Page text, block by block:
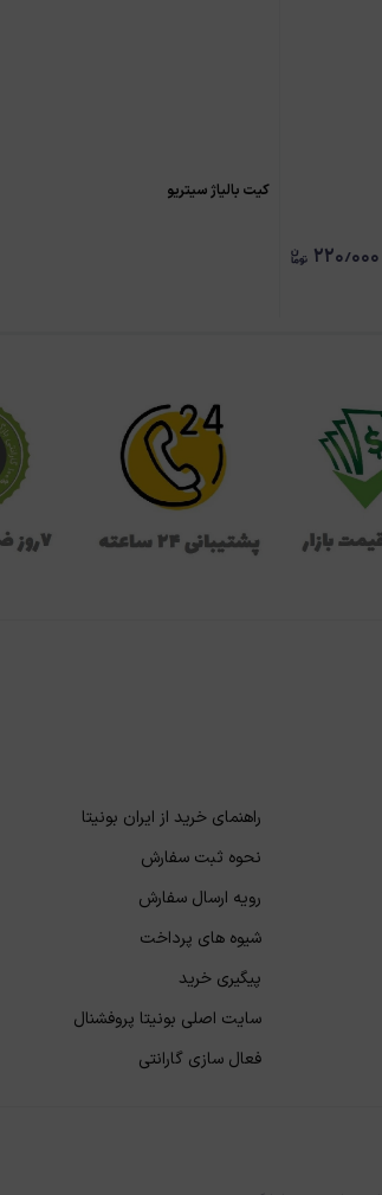
۲۲۰٫۰۰۰
کیت بالیاژ سیتریو
راهنمای خرید از ایران بونیتا
نحوه ثبت سفارش
رویه ارسال سفارش
شیوه های پرداخت
پیگیری خرید
سایت اصلی بونیتا پروفشنال
فعال سازی گارانتی